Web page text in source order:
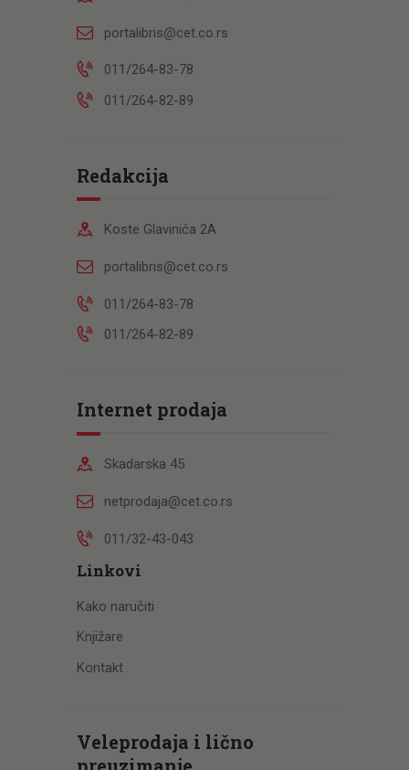
portalibris@cet.co.rs
011/264-83-78
011/264-82-89
Redakcija
Koste Glavinića 2A
portalibris@cet.co.rs
011/264-83-78
011/264-82-89
Internet prodaja
Skadarska 45
netprodaja@cet.co.rs
011/32-43-043
Linkovi
Kako naručiti
Knjižare
Kontakt
Veleprodaja i lično